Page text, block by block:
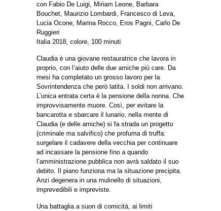
con Fabio De Luigi, Miriam Leone, Barbara
Bouchet, Maurizio Lombardi, Francesco di Leva,
Lucia Ocone, Marina Rocco, Eros Pagni, Carlo De
Ruggieri
Italia 2018, colore, 100 minuti
Claudia è una giovane restauratrice che lavora in
proprio, con l’aiuto delle due amiche più care. Da
mesi ha completato un grosso lavoro per la
Sovrintendenza che però latita. I soldi non arrivano.
L’unica entrata certa è la pensione della nonna. Che
improvvisamente muore. Così, per evitare la
bancarotta e sbarcare il lunario, nella mente di
Claudia (e delle amiche) si fa strada un progetto
(criminale ma salvifico) che profuma di truffa:
surgelare il cadavere della vecchia per continuare
ad incassare la pensione fino a quando
l’amministrazione pubblica non avrà saldato il suo
debito. Il piano funziona ma la situazione precipita.
Anzi degenera in una mulinello di situazioni,
imprevedibili e impreviste.
Una battaglia a suon di comicità, ai limiti